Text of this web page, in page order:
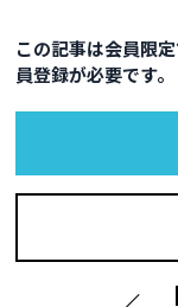
この記事は会員限
員登録が必要です。